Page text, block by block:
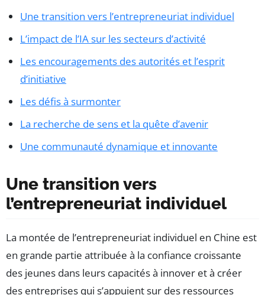
Une transition vers l’entrepreneuriat individuel
L’impact de l’IA sur les secteurs d’activité
Les encouragements des autorités et l’esprit
d’initiative
Les défis à surmonter
La recherche de sens et la quête d’avenir
Une communauté dynamique et innovante
Une transition vers
l’entrepreneuriat individuel
La montée de l’entrepreneuriat individuel en Chine est
en grande partie attribuée à la confiance croissante
des jeunes dans leurs capacités à innover et à créer
des entreprises qui s’appuient sur des ressources